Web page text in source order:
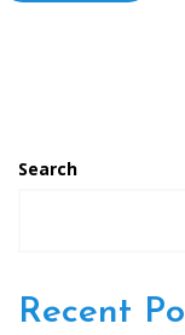
Search
Recent